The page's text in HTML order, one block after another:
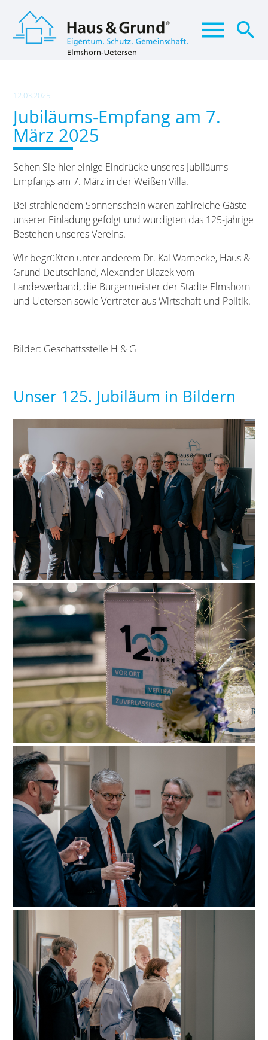
menu search
Suchbegriffe
12.03.2025
Jubiläums-Empfang am 7.
März 2025
Sehen Sie hier einige Eindrücke unseres Jubiläums-
Empfangs am 7. März in der Weißen Villa.
Bei strahlendem Sonnenschein waren zahlreiche Gäste
unserer Einladung gefolgt und würdigten das 125-jährige
Bestehen unseres Vereins.
Wir begrüßten unter anderem Dr. Kai Warnecke, Haus &
Grund Deutschland, Alexander Blazek vom
Landesverband, die Bürgermeister der Städte Elmshorn
und Uetersen sowie Vertreter aus Wirtschaft und Politik.
Bilder: Geschäftsstelle H & G
Unser 125. Jubiläum in Bildern